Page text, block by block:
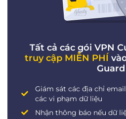
Tất cả các gói VPN
truy cập MIỄN PHÍ
Guard
Giám sát các địa chỉ
các vi phạm dữ liệu
Nhận thông báo nếu dữ